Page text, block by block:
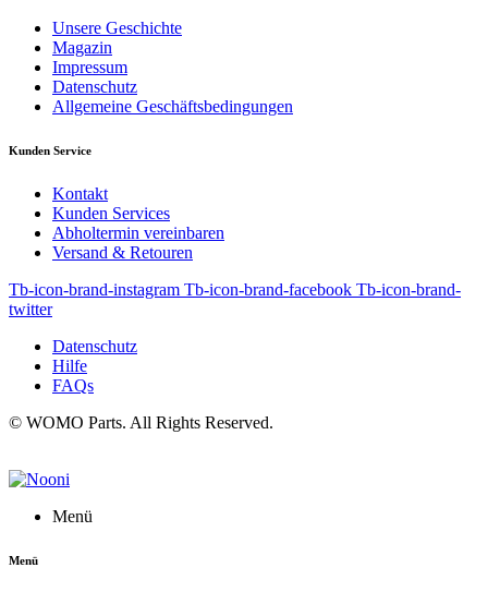
Unsere Geschichte
Magazin
Impressum
Datenschutz
Allgemeine Geschäftsbedingungen
Kunden Service
Kontakt
Kunden Services
Abholtermin vereinbaren
Versand & Retouren
Tb-icon-brand-instagram Tb-icon-brand-facebook Tb-icon-brand-
twitter
Datenschutz
Hilfe
FAQs
© WOMO Parts. All Rights Reserved.
Menü
Menü